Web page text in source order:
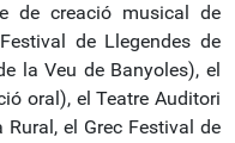
de creació musical de
de Llegendes de
la Veu de Banyoles), el
oral), el Teatre Auditori
el Grec Festival de